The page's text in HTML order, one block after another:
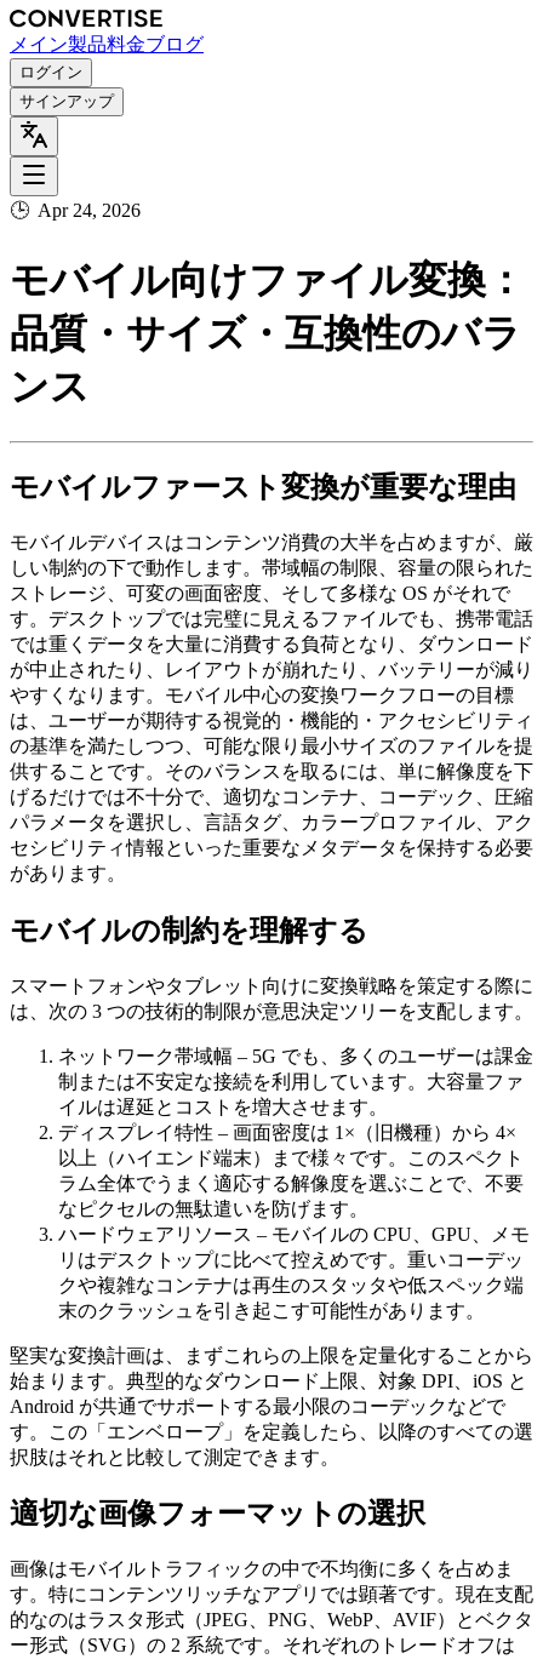
メイン製品料金ブログ
ログイン
サインアップ
🕒 Apr 24, 2026
モバイル向けファイル変換：
品質・サイズ・互換性のバラ
ンス
モバイルファースト変換が重要な理由
モバイルデバイスはコンテンツ消費の大半を占めますが、厳
しい制約の下で動作します。帯域幅の制限、容量の限られた
ストレージ、可変の画面密度、そして多様な OS がそれで
す。デスクトップでは完璧に見えるファイルでも、携帯電話
では重くデータを大量に消費する負荷となり、ダウンロード
が中止されたり、レイアウトが崩れたり、バッテリーが減り
やすくなります。モバイル中心の変換ワークフローの目標
は、ユーザーが期待する視覚的・機能的・アクセシビリティ
の基準を満たしつつ、可能な限り最小サイズのファイルを提
供することです。そのバランスを取るには、単に解像度を下
げるだけでは不十分で、適切なコンテナ、コーデック、圧縮
パラメータを選択し、言語タグ、カラープロファイル、アク
セシビリティ情報といった重要なメタデータを保持する必要
があります。
モバイルの制約を理解する
スマートフォンやタブレット向けに変換戦略を策定する際に
は、次の 3 つの技術的制限が意思決定ツリーを支配します。
ネットワーク帯域幅 – 5G でも、多くのユーザーは課金
制または不安定な接続を利用しています。大容量ファ
イルは遅延とコストを増大させます。
ディスプレイ特性 – 画面密度は 1×（旧機種）から 4×
以上（ハイエンド端末）まで様々です。このスペクト
ラム全体でうまく適応する解像度を選ぶことで、不要
なピクセルの無駄遣いを防げます。
ハードウェアリソース – モバイルの CPU、GPU、メモ
リはデスクトップに比べて控えめです。重いコーデッ
クや複雑なコンテナは再生のスタッタや低スペック端
末のクラッシュを引き起こす可能性があります。
堅実な変換計画は、まずこれらの上限を定量化することから
始まります。典型的なダウンロード上限、対象 DPI、iOS と
Android が共通でサポートする最小限のコーデックなどで
す。この「エンベロープ」を定義したら、以降のすべての選
択肢はそれと比較して測定できます。
適切な画像フォーマットの選択
画像はモバイルトラフィックの中で不均衡に多くを占めま
す。特にコンテンツリッチなアプリでは顕著です。現在支配
的なのはラスタ形式（JPEG、PNG、WebP、AVIF）とベクタ
ー形式（SVG）の 2 系統です。それぞれのトレードオフは